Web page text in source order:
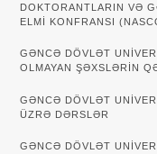
DOKTORANTLARIN VƏ
ELMİ KONFRANSI
GƏNCƏ DÖVLƏT
OLMAYAN ŞƏXSLƏRIN
GƏNCƏ DÖVLƏT
ÜZRƏ DƏRSLƏR
GƏNCƏ DÖVLƏT